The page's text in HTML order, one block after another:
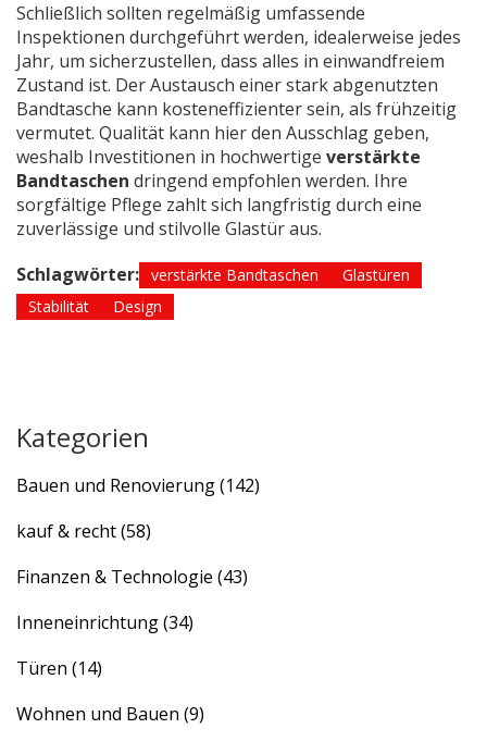
Schließlich sollten regelmäßig umfassende
Inspektionen durchgeführt werden, idealerweise jedes
Jahr, um sicherzustellen, dass alles in einwandfreiem
Zustand ist. Der Austausch einer stark abgenutzten
Bandtasche kann kosteneffizienter sein, als frühzeitig
vermutet. Qualität kann hier den Ausschlag geben,
weshalb Investitionen in hochwertige verstärkte
Bandtaschen dringend empfohlen werden. Ihre
sorgfältige Pflege zahlt sich langfristig durch eine
zuverlässige und stilvolle Glastür aus.
Schlagwörter: verstärkte Bandtaschen
Glastüren
Stabilität
Design
Kategorien
Bauen und Renovierung(142)
kauf & recht(58)
Finanzen & Technologie (43)
Inneneinrichtung(34)
Türen (14)
Wohnen und Bauen (9)